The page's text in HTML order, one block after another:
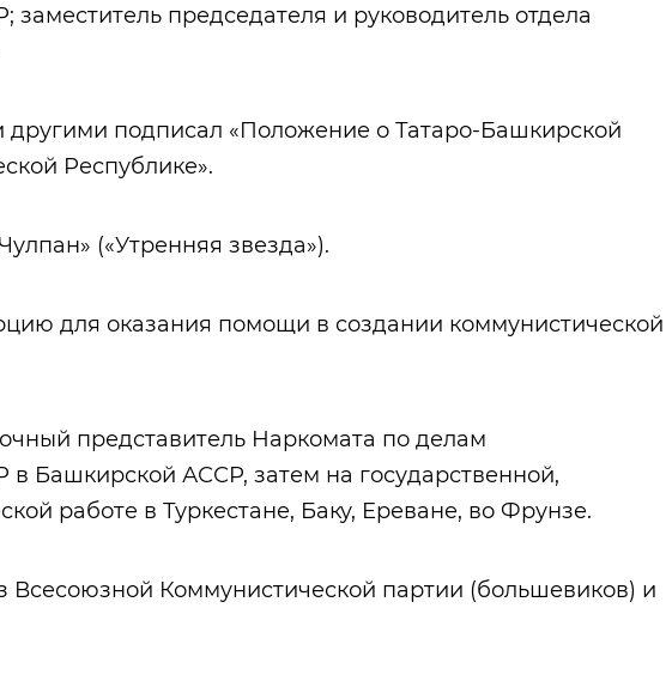
председателя и руководитель отдела
подписал «Положение о Татаро-Башкирской
Республике».
(«Утренняя звезда»).
для оказания помощи в создании коммунистической
представитель Наркомата по делам
Башкирской АССР, затем на государственной,
работе в Туркестане, Баку, Ереване, во Фрунзе.
Всесоюзной Коммунистической партии (большевиков) и